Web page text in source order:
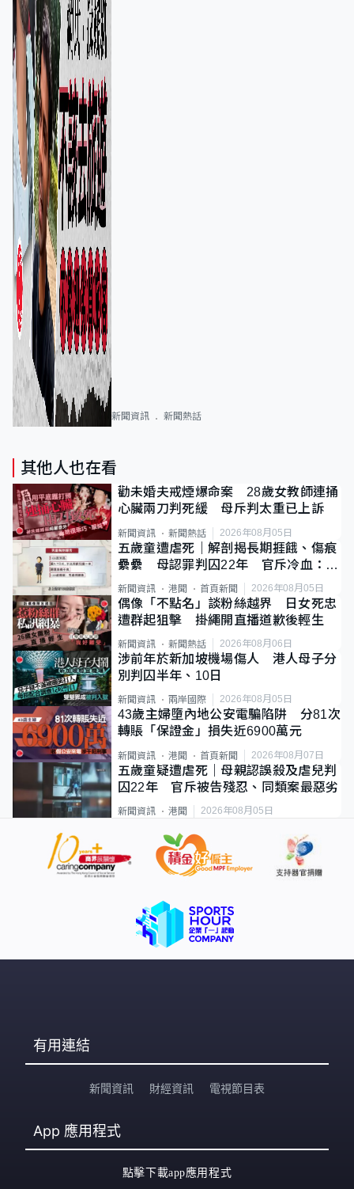
新聞資訊 新聞熱話
其他人也在看
勸未婚夫戒煙爆命案 28歲女教師連捅
心臟兩刀判死緩 母斥判太重已上訴
新聞資訊 新聞熱話 2026年08月05日
五歲童遭虐死｜解剖揭長期捱餓、傷痕
纍纍 母認罪判囚22年 官斥冷血：同
類案最惡劣
新聞資訊 港聞 首頁新聞 2026年08月05日
偶像「不點名」談粉絲越界 日女死忠
遭群起狙擊 掛繩開直播道歉後輕生
新聞資訊 新聞熱話 2026年08月06日
涉前年於新加坡機場傷人 港人母子分
別判囚半年、10日
新聞資訊 兩岸國際 2026年08月05日
43歲主婦墮內地公安電騙陷阱 分81次
轉賬「保證金」損失近6900萬元
新聞資訊 港聞 首頁新聞 2026年08月07日
五歲童疑遭虐死｜母親認誤殺及虐兒判
囚22年 官斥被告殘忍、同類案最惡劣
新聞資訊 港聞 2026年08月05日
有用連結
新聞資訊 財經資訊 電視節目表
App 應用程式
點擊下載app應用程式